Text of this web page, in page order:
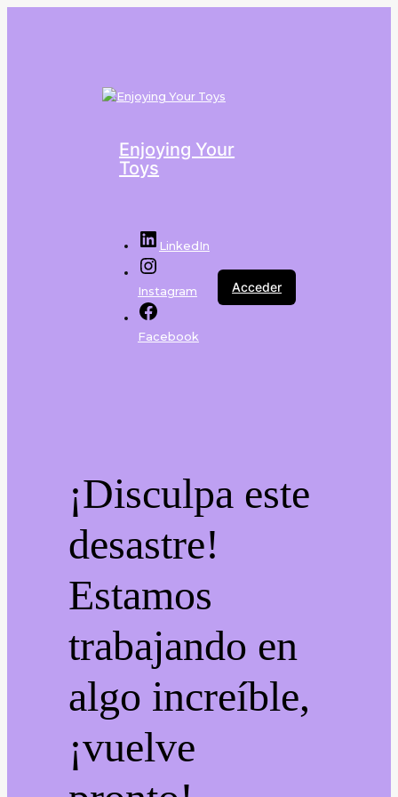
Enjoying Your
Toys
LinkedIn
Instagram
Facebook
Acceder
¡Disculpa este
desastre!
Estamos
trabajando en
algo increíble,
¡vuelve